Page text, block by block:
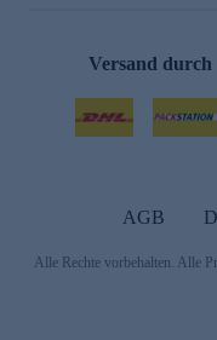
Versand durch
AGB
Alle Rechte vorbehalten. Alle